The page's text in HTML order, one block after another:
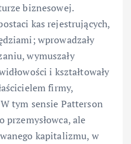
biznesowej.
kas rejestrujących,
wprowadzały
wymuszały
i kształtowały
firmy,
tym sensie Patterson
przemysłowca, ale
kapitalizmu, w